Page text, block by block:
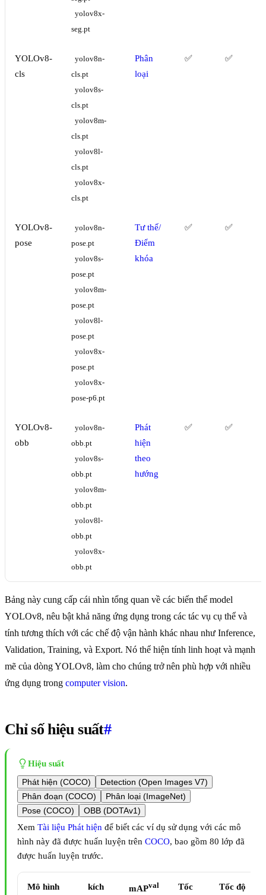
yolov8x-
seg.pt
YOLOv8-
cls
yolov8n-
cls.pt
yolov8s-
cls.pt
yolov8m-
cls.pt
yolov8l-
cls.pt
yolov8x-
cls.pt
Phân
loại
✅ ✅
YOLOv8-
pose
yolov8n-
pose.pt
yolov8s-
pose.pt
yolov8m-
pose.pt
yolov8l-
pose.pt
yolov8x-
pose.pt
yolov8x-
pose-p6.pt
Tư thế/
Điểm
khóa
✅ ✅
YOLOv8-
obb
yolov8n-
obb.pt
yolov8s-
obb.pt
yolov8m-
obb.pt
yolov8l-
obb.pt
yolov8x-
obb.pt
Phát
hiện
theo
hướng
✅ ✅
Bảng này cung cấp cái nhìn tổng quan về các biến thể model
YOLOv8, nêu bật khả năng ứng dụng trong các tác vụ cụ thể và
tính tương thích với các chế độ vận hành khác nhau như Inference,
Validation, Training, và Export. Nó thể hiện tính linh hoạt và mạnh
mẽ của dòng YOLOv8, làm cho chúng trở nên phù hợp với nhiều
ứng dụng trong computer vision.
Chỉ số hiệu suất#
Hiệu suất
Phát hiện (COCO)
Detection (Open Images V7)
Phân đoạn (COCO)
Phân loại (ImageNet)
Pose (COCO)
OBB (DOTAv1)
Xem Tài liệu Phát hiện để biết các ví dụ sử dụng với các mô
hình này đã được huấn luyện trên COCO, bao gồm 80 lớp đã
được huấn luyện trước.
Mô hình
kích
mAPval
Tốc
Tốc độ